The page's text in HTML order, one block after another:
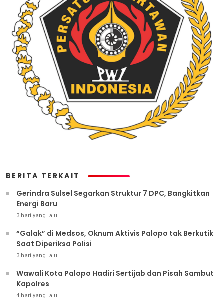
BERITA TERKAIT
Gerindra Sulsel Segarkan Struktur 7 DPC, Bangkitkan
Energi Baru
3 hari yang lalu
“Galak” di Medsos, Oknum Aktivis Palopo tak Berkutik
Saat Diperiksa Polisi
3 hari yang lalu
Wawali Kota Palopo Hadiri Sertijab dan Pisah Sambut
Kapolres
4 hari yang lalu